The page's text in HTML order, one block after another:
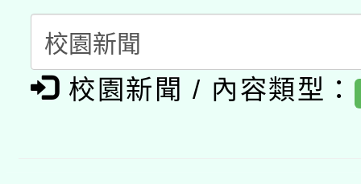
礎課程
「數位內容與教學軟體
pilot」
有關大陸委員會函釋公
校園新聞 / 內容類型：